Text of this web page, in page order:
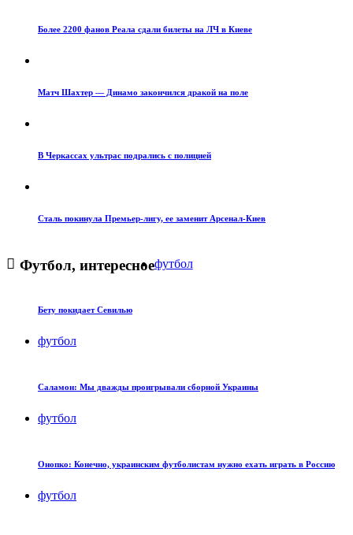
Более 2200 фанов Реала сдали билеты на ЛЧ в Киеве
Матч Шахтер — Динамо закончился дракой на поле
В Черкассах ультрас подрались с полицией
Сталь покинула Премьер-лигу, ее заменит Арсенал-Киев
Футбол, интересноефутбол
Бету покидает Севилью
футбол
Саламон: Мы дважды проигрывали сборной Украины
футбол
Онопко: Конечно, украинским футболистам нужно ехать играть в Россию
футбол